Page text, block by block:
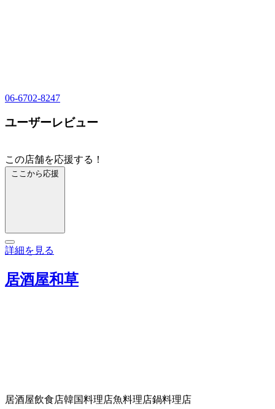
06-6702-8247
ユーザーレビュー
この店舗を応援する！
ここから応援
詳細を見る
居酒屋和草
居酒屋飲食店韓国料理店魚料理店鍋料理店